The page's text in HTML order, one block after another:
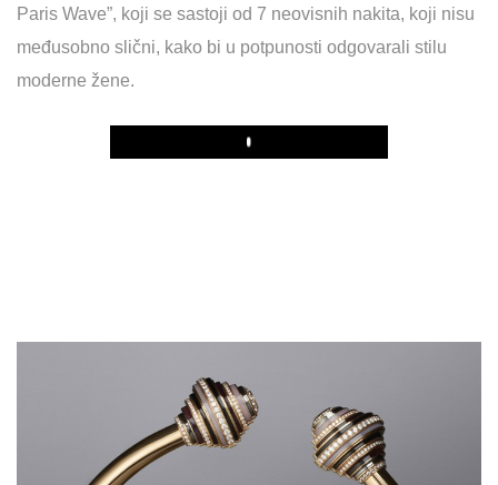
Paris Wave”, koji se sastoji od 7 neovisnih nakita, koji nisu
međusobno slični, kako bi u potpunosti odgovarali stilu
moderne žene.
Play